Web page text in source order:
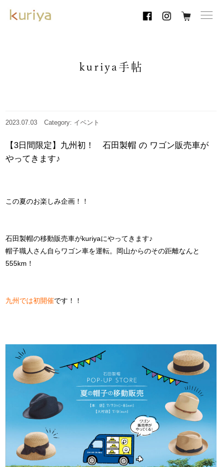
kuriya手帖
2023.07.03 Category: イベント
【3日間限定】九州初！ 石田製帽 の ワゴン販売車が
やってきます♪
この夏のお楽しみ企画！！
石田製帽の移動販売車がkuriyaにやってきます♪
帽子職人さん自らワゴン車を運転。岡山からのその距離なんと
555km！
九州では初開催です！！